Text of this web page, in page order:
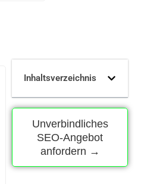
Inhaltsverzeichnis
Unverbindliches
SEO-Angebot
anfordern →